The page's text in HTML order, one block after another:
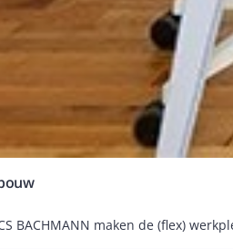
BACHMANN maken de (flex)